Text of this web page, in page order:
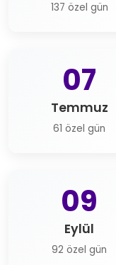
137 özel gün
07
Temmuz
61 özel gün
09
Eylül
92 özel gün